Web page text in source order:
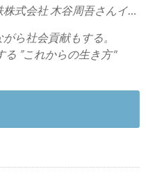
式会社 木谷周吾さんイン
ら社会貢献もする。
る ”これからの生き方"